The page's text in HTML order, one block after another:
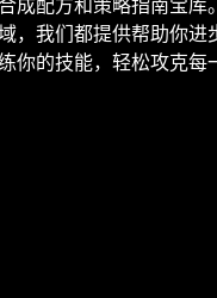
成配方和策略指南宝库
，我们都提供帮助你进
你的技能，轻松攻克每